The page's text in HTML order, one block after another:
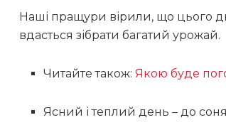
Наші пращури вірили, що цього
вдасться зібрати багатий урожай.
Читайте також:Якою буде
Ясний і теплий день – до